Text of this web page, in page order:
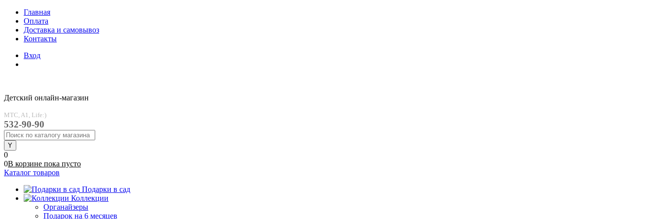
Главная
Оплата
Доставка и самовывоз
Контакты
Вход
Детский онлайн-магазин
MTC, A1, Life:)
532-90-90
0
0В корзине пока пусто
Каталог товаров
Подарки в сад
Коллекции
Органайзеры
Подарок на 6 месяцев